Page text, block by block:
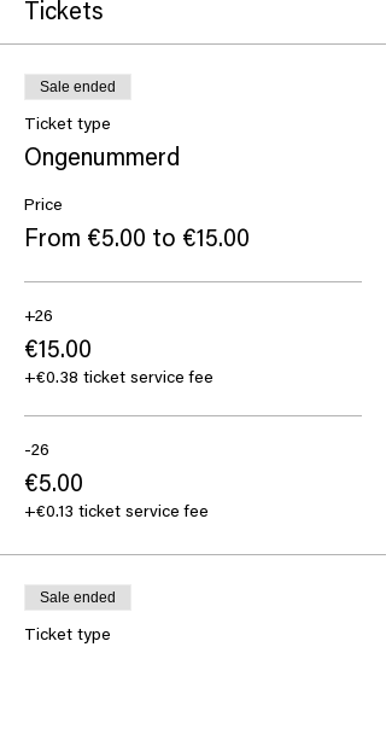
Tickets
Sale ended
Ticket type
Ongenummerd
Price
From €5.00 to €15.00
+26
€15.00
+€0.38 ticket service fee
-26
€5.00
+€0.13 ticket service fee
Sale ended
Ticket type